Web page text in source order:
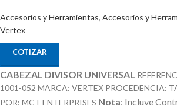
Accesorios y Herramientas, Accesorios y
Vertex
COTIZAR
CABEZAL DIVISOR UNIVERSAL
1001-052 MARCA: VERTEX PROCEDENCIA:
POR: MCT ENTERPRISES Nota: Incluye